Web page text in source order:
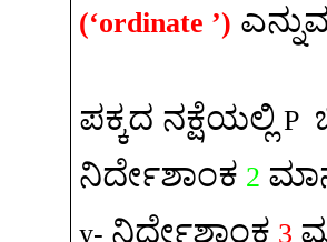
(‘ordinate ’)
ಪಕ್ಕದ ನಕ್ಷೆಯಲ್ಲಿ P
ನಿರ್ದೇಶಾಂಕ 2
y- ನಿರ್ದೇಶಾಂಕ 3